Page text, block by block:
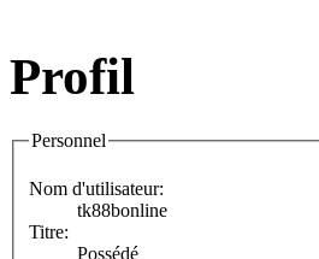
Profil
Personnel
Nom d'utilisateur:
tk88bonline
Titre:
Possédé